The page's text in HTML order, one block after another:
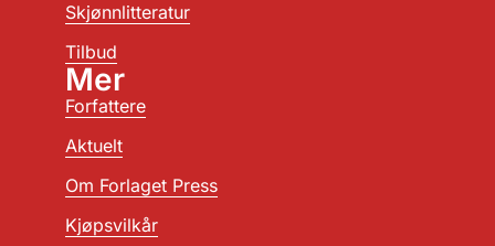
Skjønnlitteratur
Tilbud
Mer
Forfattere
Aktuelt
Om Forlaget Press
Kjøpsvilkår